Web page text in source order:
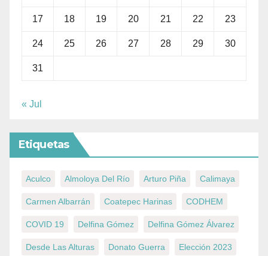
17 18 19 20 21 22 23
24 25 26 27 28 29 30
31
« Jul
Etiquetas
Aculco Almoloya Del Río Arturo Piña Calimaya
Carmen Albarrán Coatepec Harinas CODHEM
COVID 19 Delfina Gómez Delfina Gómez Álvarez
Desde Las Alturas Donato Guerra Elección 2023